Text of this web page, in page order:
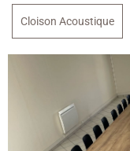
Cloison Acoustique